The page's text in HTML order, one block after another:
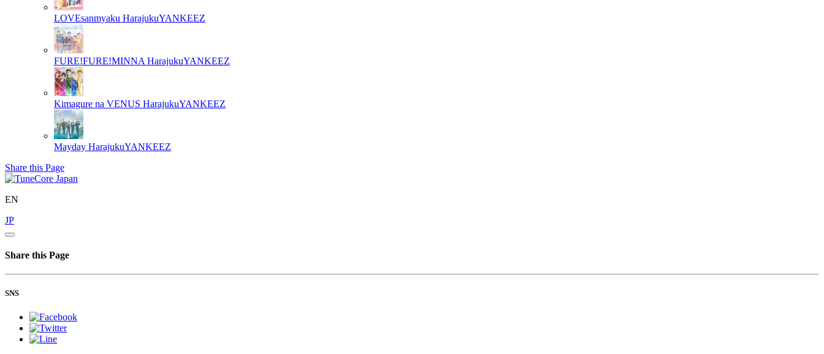
LOVEsanmyaku HarajukuYANKEEZ
FURE!FURE!MINNA HarajukuYANKEEZ
Kimagure na VENUS HarajukuYANKEEZ
Mayday HarajukuYANKEEZ
Share this Page
EN
JP
Share this Page
SNS